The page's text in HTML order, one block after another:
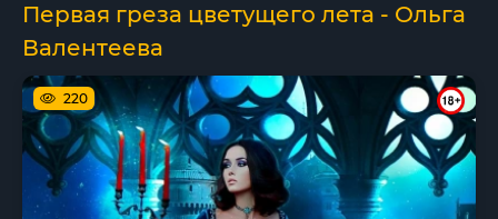
Первая греза цветущего лета - Ольга
Валентеева
220